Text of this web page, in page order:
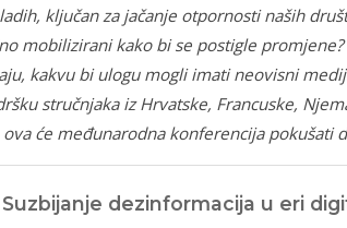
ključan za jačanje otpornosti naših
mobilizirani kako bi se postigle promjene?
kakvu bi ulogu mogli imati neovisni
stručnjaka iz Hrvatske, Francuske,
ova će međunarodna konferencija pokušati
Suzbijanje dezinformacija u eri